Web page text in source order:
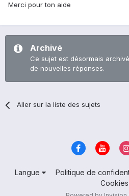
Merci pour ton aide
Archivé
Ce sujet est désormais
de nouvelles réponses.
Aller sur la liste des sujets
Langue Politique de
Cookies